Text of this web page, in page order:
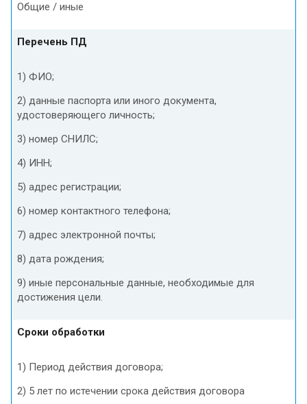
Общие / иные
Перечень ПД
1) ФИО;
2) данные паспорта или иного документа,
удостоверяющего личность;
3) номер СНИЛС;
4) ИНН;
5) адрес регистрации;
6) номер контактного телефона;
7) адрес электронной почты;
8) дата рождения;
9) иные персональные данные, необходимые для
достижения цели.
Сроки обработки
1) Период действия договора;
2) 5 лет по истечении срока действия договора